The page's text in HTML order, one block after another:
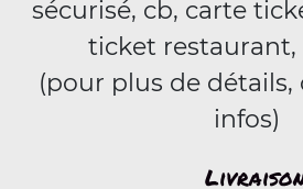
sécurisé, cb, carte
ticket restaurant,
(pour plus de détails,
infos)